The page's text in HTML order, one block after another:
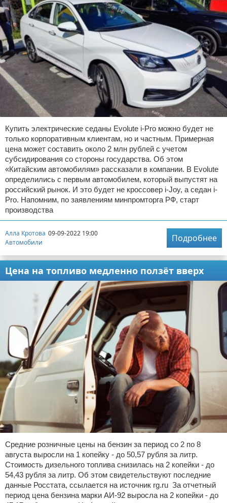
Купить электрические седаны Evolute i-Pro можно будет не
только корпоративным клиентам, но и частным. Примерная
цена может составить около 2 млн рублей с учетом
субсидирования со стороны государства. Об этом
«Китайским автомобилям» рассказали в компании. В Evolute
определились с первым автомобилем, который выпустят на
российский рынок. И это будет не кроссовер i-Joy, а седан i-
Pro. Напомним, по заявлениям минпромторга РФ, старт
производства
Алла Кротова 09-09-2022 19:00
Автомобили
Подробнее
Цена на топливо медленно ползёт вверх
Средние розничные цены на бензин за период со 2 по 8
августа выросли на 1 копейку - до 50,57 рубля за литр.
Стоимость дизельного топлива снизилась на 2 копейки - до
54,43 рубля за литр. Об этом свидетельствуют последние
данные Росстата, ссылается на источник rg.ru За отчетный
период цена бензина марки АИ-92 выросла на 2 копейки - до